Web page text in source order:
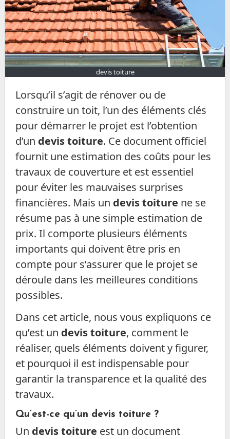
devis toiture
Lorsqu’il s’agit de rénover ou de
construire un toit, l’un des éléments clés
pour démarrer le projet est l’obtention
d’un devis toiture. Ce document officiel
fournit une estimation des coûts pour les
travaux de couverture et est essentiel
pour éviter les mauvaises surprises
financières. Mais un devis toiture ne se
résume pas à une simple estimation de
prix. Il comporte plusieurs éléments
importants qui doivent être pris en
compte pour s’assurer que le projet se
déroule dans les meilleures conditions
possibles.
Dans cet article, nous vous expliquons ce
qu’est un devis toiture, comment le
réaliser, quels éléments doivent y figurer,
et pourquoi il est indispensable pour
garantir la transparence et la qualité des
travaux.
Qu’est-ce qu’un devis toiture ?
Un devis toiture est un document